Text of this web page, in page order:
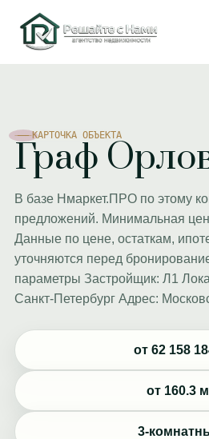
КАРТОЧКА ОБЪЕКТА
Граф
В базе Нмаркет.ПРО по этому
предложений. Минимальная
Данные по цене, остаткам,
уточняются перед
параметры Застройщик: Л1
Санкт-Петербург Адрес:
от 62 158
от 160.3
3-